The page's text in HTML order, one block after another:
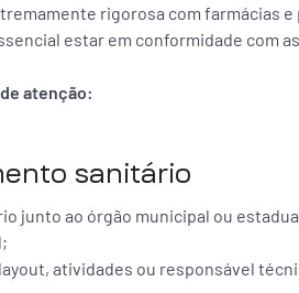
rigorosa com farmácias
estar em conformidade com
atenção:
sanitário
junto ao órgão municipal ou
atividades ou responsável